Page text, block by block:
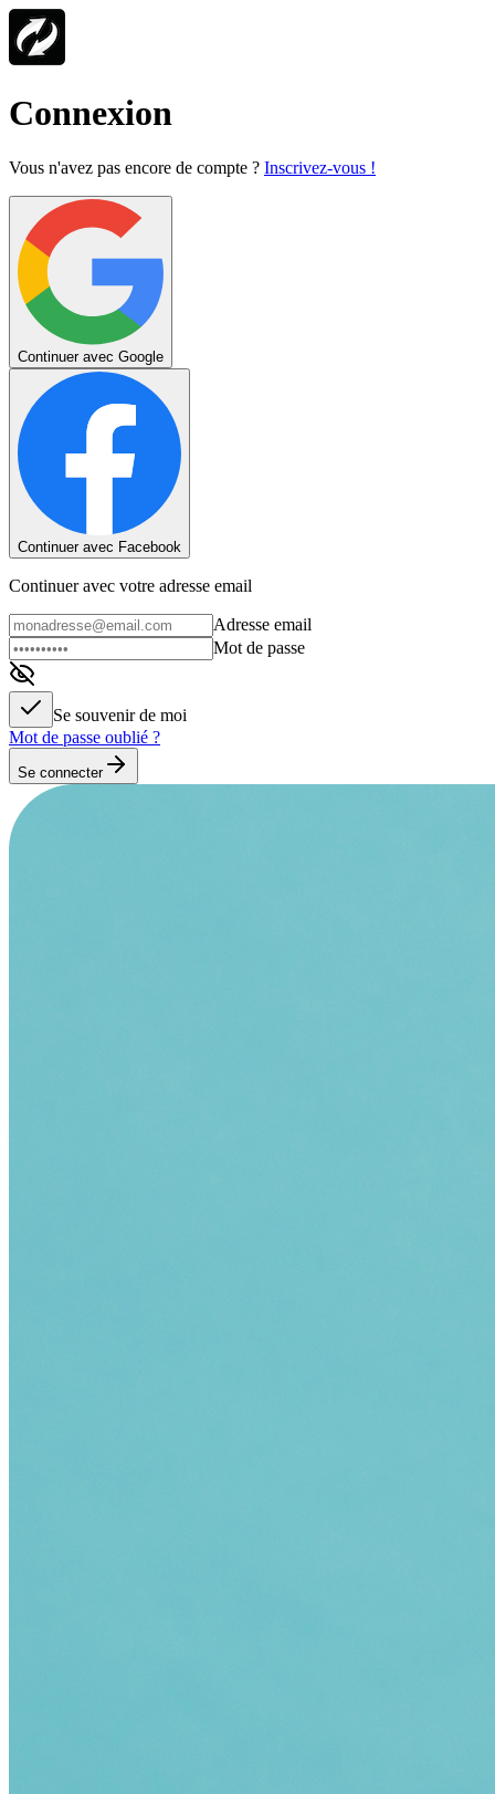
Connexion
Vous n'avez pas encore de compte ? Inscrivez-vous !
Continuer avec Google
Continuer avec Facebook
Continuer avec votre adresse email
Adresse email
Mot de passe
Se souvenir de moi
Mot de passe oublié ?
Se connecter